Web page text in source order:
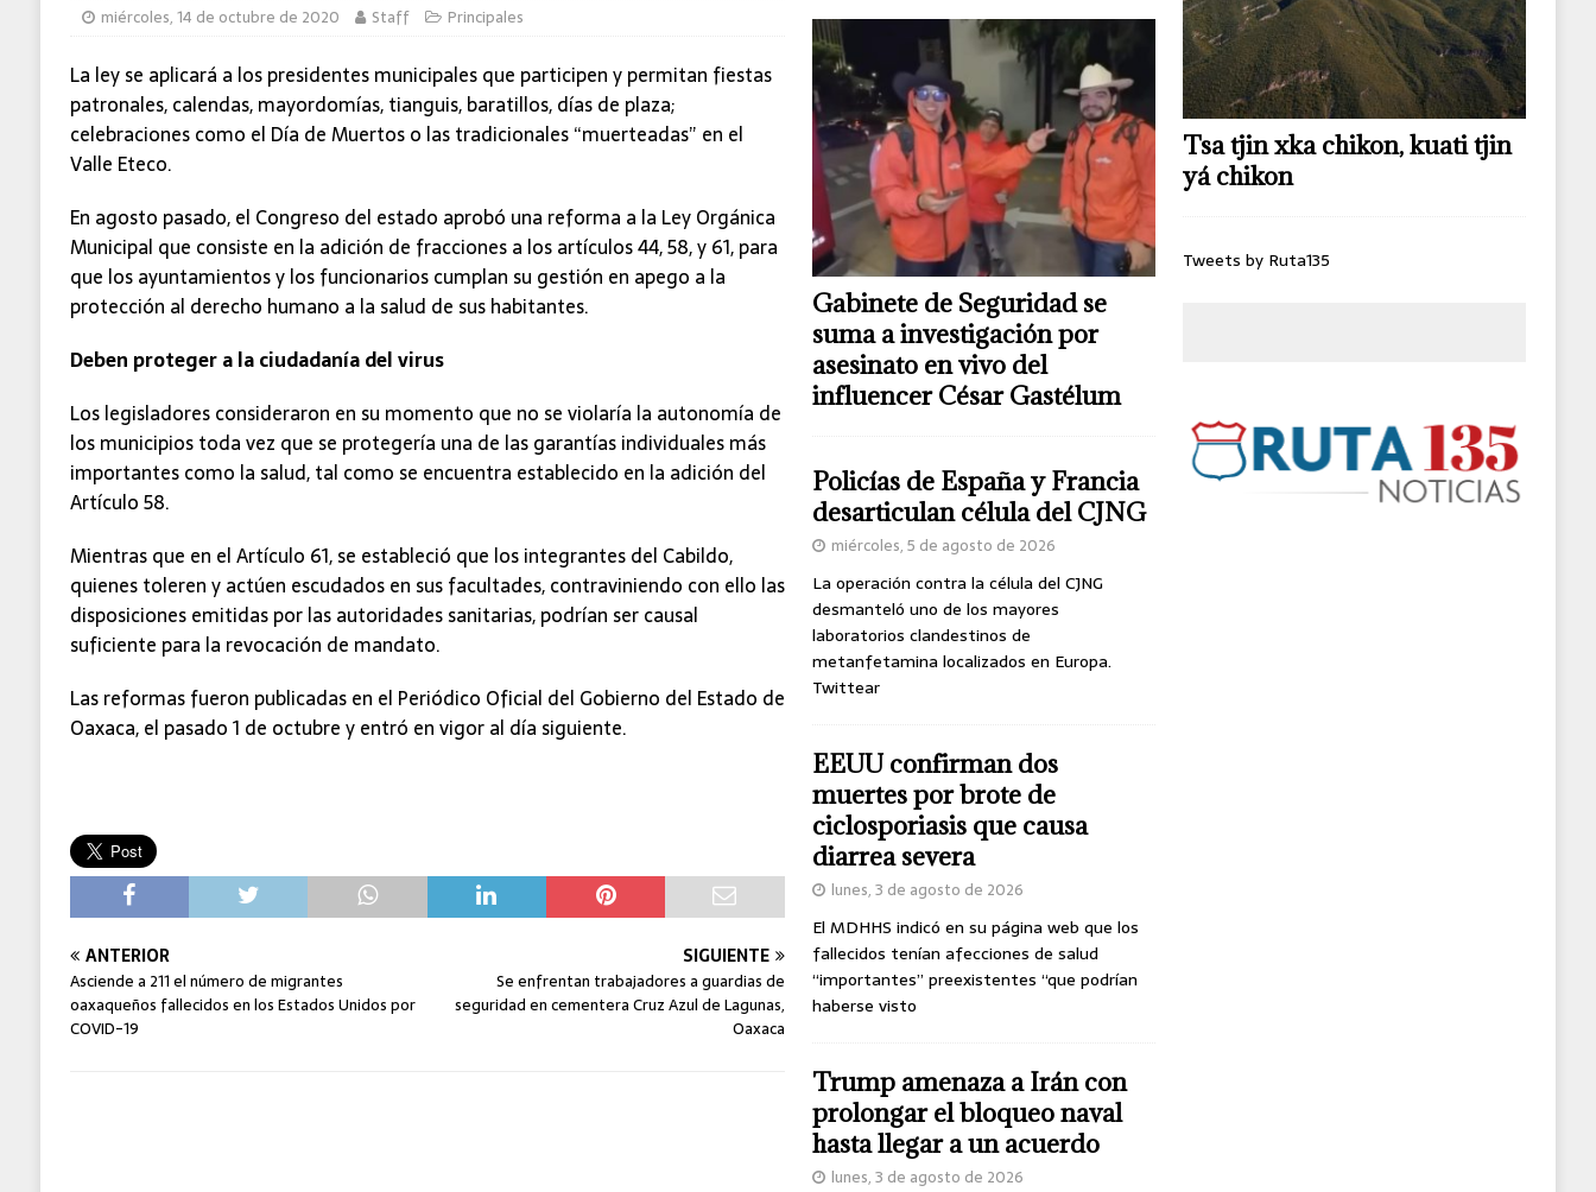
César Gastélum
C-5
miércoles, 14 de octubre de 2020 Staff Principales
La ley se aplicará a los presidentes municipales que participen y permitan fiestas
patronales, calendas, mayordomías, tianguis, baratillos, días de plaza;
celebraciones como el Día de Muertos o las tradicionales “muerteadas” en el
Valle Eteco.
En agosto pasado, el Congreso del estado aprobó una reforma a la Ley Orgánica
Municipal que consiste en la adición de fracciones a los artículos 44, 58, y 61, para
que los ayuntamientos y los funcionarios cumplan su gestión en apego a la
protección al derecho humano a la salud de sus habitantes.
Deben proteger a la ciudadanía del virus
Los legisladores consideraron en su momento que no se violaría la autonomía de
los municipios toda vez que se protegería una de las garantías individuales más
importantes como la salud, tal como se encuentra establecido en la adición del
Artículo 58.
Mientras que en el Artículo 61, se estableció que los integrantes del Cabildo,
quienes toleren y actúen escudados en sus facultades, contraviniendo con ello las
disposiciones emitidas por las autoridades sanitarias, podrían ser causal
suficiente para la revocación de mandato.
Las reformas fueron publicadas en el Periódico Oficial del Gobierno del Estado de
Oaxaca, el pasado 1 de octubre y entró en vigor al día siguiente.
ANTERIOR
Asciende a 211 el número de migrantes
oaxaqueños fallecidos en los Estados Unidos por
COVID-19
SIGUIENTE
Se enfrentan trabajadores a guardias de
seguridad en cementera Cruz Azul de Lagunas,
Oaxaca
Gabinete de Seguridad se
suma a investigación por
asesinato en vivo del
influencer César Gastélum
Policías de España y Francia
desarticulan célula del CJNG
miércoles, 5 de agosto de 2026
La operación contra la célula del CJNG
desmanteló uno de los mayores
laboratorios clandestinos de
metanfetamina localizados en Europa.
Twittear
EEUU confirman dos
muertes por brote de
ciclosporiasis que causa
diarrea severa
lunes, 3 de agosto de 2026
El MDHHS indicó en su página web que los
fallecidos tenían afecciones de salud
“importantes” preexistentes “que podrían
haberse visto
Trump amenaza a Irán con
prolongar el bloqueo naval
hasta llegar a un acuerdo
lunes, 3 de agosto de 2026
Tsa tjin xka chikon, kuati tjin
yá chikon
Tweets by Ruta135